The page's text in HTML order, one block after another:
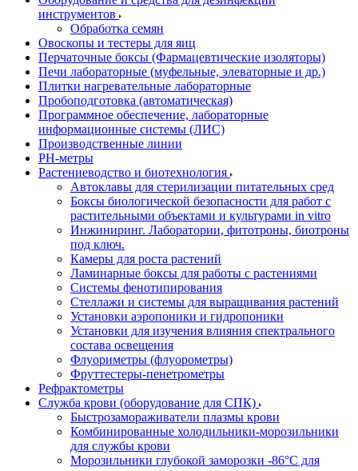
инструментов
Обработка семян
Овоскопы и тестеры для яиц
Перчаточные боксы (Фармацевтические изоляторы)
Печи лабораторные (муфельные, элеваторные и др.)
Плитки нагревательные лабораторные
Пробоподготовка (автоматическая)
Программное обеспечение, лабораторные
информационные системы (ЛИС)
Производственные линии
РH-метры
Растениеводство и биотехнология
Автоклавы для стерилизации питательных сред
Боксы биологической безопасности для работ с
растительными объектами и культурами in vitro
Инжиниринг. Лаборатории, фитотроны, биотроны
под ключ.
Камеры для роста растений
Ламинарные боксы для работы с растениями
Системы фенотипирования
Стеллажи и системы для выращивания растений
Установки аэропоники и гидропоники
Установки для изучения влияния спектрального
состава освещения
Флуориметры (флуорометры)
Фруттестеры-пенетрометры
Рефрактометры
Служба крови (оборудование для СПК)
Быстрозамораживатели плазмы крови
Комбинированные холодильники-морозильники
для службы крови
Морозильники глубокой заморозки -86°С для